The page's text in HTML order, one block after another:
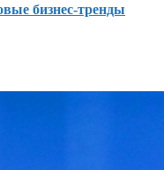
бизнес-тренды